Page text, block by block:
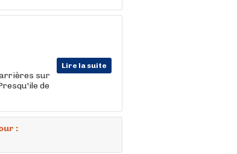
Lire la suite
sur
de
: